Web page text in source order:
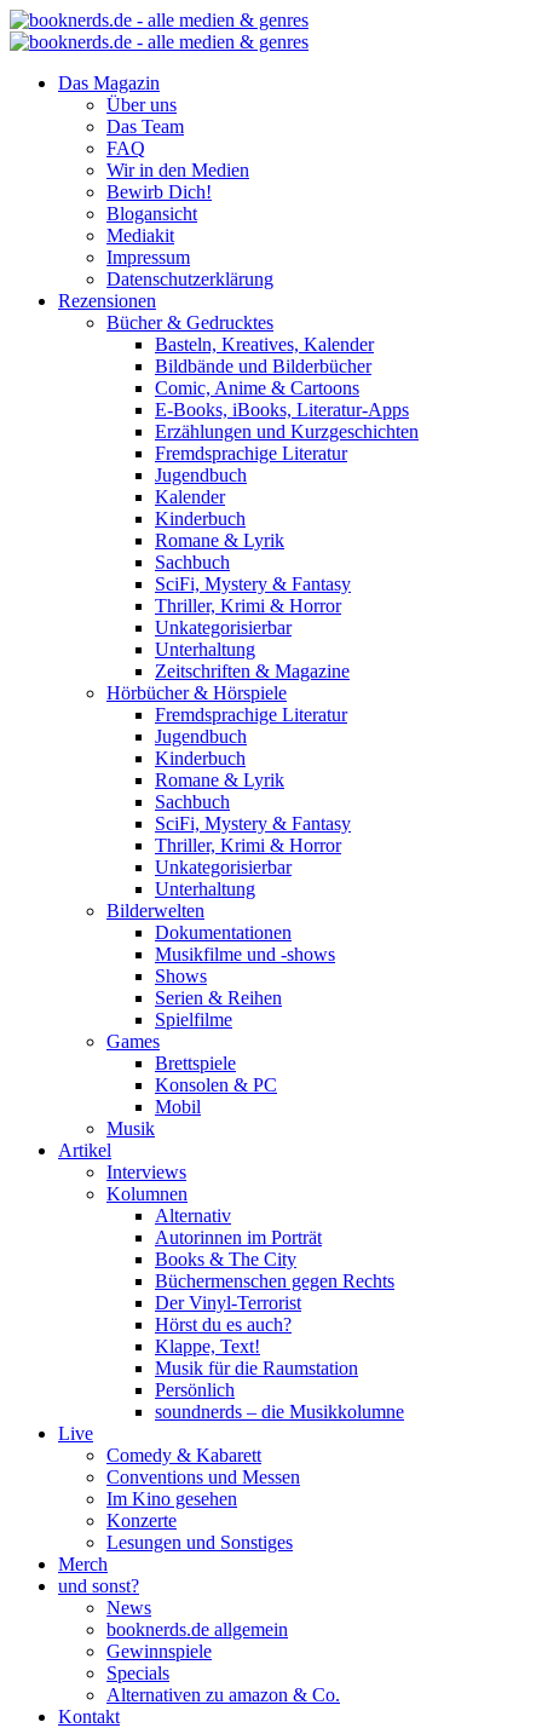
Das Magazin
Über uns
Das Team
FAQ
Wir in den Medien
Bewirb Dich!
Blogansicht
Mediakit
Impressum
Datenschutzerklärung
Rezensionen
Bücher & Gedrucktes
Basteln, Kreatives, Kalender
Bildbände und Bilderbücher
Comic, Anime & Cartoons
E-Books, iBooks, Literatur-Apps
Erzählungen und Kurzgeschichten
Fremdsprachige Literatur
Jugendbuch
Kalender
Kinderbuch
Romane & Lyrik
Sachbuch
SciFi, Mystery & Fantasy
Thriller, Krimi & Horror
Unkategorisierbar
Unterhaltung
Zeitschriften & Magazine
Hörbücher & Hörspiele
Fremdsprachige Literatur
Jugendbuch
Kinderbuch
Romane & Lyrik
Sachbuch
SciFi, Mystery & Fantasy
Thriller, Krimi & Horror
Unkategorisierbar
Unterhaltung
Bilderwelten
Dokumentationen
Musikfilme und -shows
Shows
Serien & Reihen
Spielfilme
Games
Brettspiele
Konsolen & PC
Mobil
Musik
Artikel
Interviews
Kolumnen
Alternativ
Autorinnen im Porträt
Books & The City
Büchermenschen gegen Rechts
Der Vinyl-Terrorist
Hörst du es auch?
Klappe, Text!
Musik für die Raumstation
Persönlich
soundnerds – die Musikkolumne
Live
Comedy & Kabarett
Conventions und Messen
Im Kino gesehen
Konzerte
Lesungen und Sonstiges
Merch
und sonst?
News
booknerds.de allgemein
Gewinnspiele
Specials
Alternativen zu amazon & Co.
Kontakt